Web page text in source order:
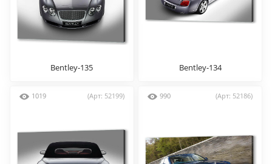
Bentley-135 Bentley-134
1019 (Арт: 52199) 990 (Арт: 52186)